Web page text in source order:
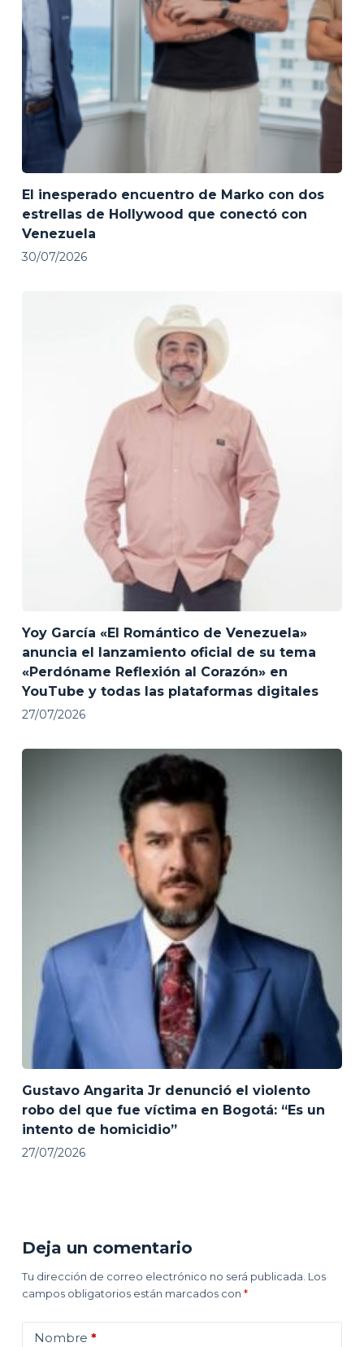
El inesperado encuentro de Marko con dos
estrellas de Hollywood que conectó con
Venezuela
30/07/2026
Yoy García «El Romántico de Venezuela»
anuncia el lanzamiento oficial de su tema
«Perdóname Reflexión al Corazón» en
YouTube y todas las plataformas digitales
27/07/2026
Gustavo Angarita Jr denunció el violento
robo del que fue víctima en Bogotá: “Es un
intento de homicidio”
27/07/2026
Deja un comentario
Tu dirección de correo electrónico no será publicada. Los
campos obligatorios están marcados con *
Nombre *